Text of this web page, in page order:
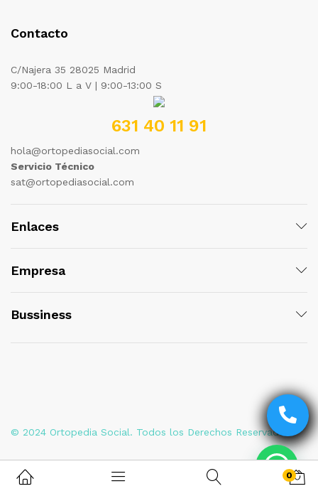
Contacto
C/Najera 35 28025 Madrid
9:00-18:00 L a V | 9:00-13:00 S
631 40 11 91
hola@ortopediasocial.com
Servicio Técnico
sat@ortopediasocial.com
Enlaces
Empresa
Bussiness
© 2024 Ortopedia Social. Todos los Derechos Reservados
0